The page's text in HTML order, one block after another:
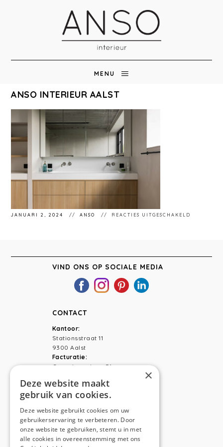
MENU
ANSO INTERIEUR AALST
JANUARI 2, 2024 ANSO REACTIES UITGESCHAKELD
VIND ONS OP SOCIALE MEDIA
CONTACT
Kantoor:
Stationsstraat 11
9300 Aalst
Facturatie:
Capucienenlaan 31
Telefoon:0473 44 56 94
NAVIGATION
Home
×
Deze website maakt
gebruik van cookies.
Deze website gebruikt cookies om uw
gebruikerservaring te verbeteren. Door
onze website te gebruiken, stemt u in met
alle cookies in overeenstemming met ons